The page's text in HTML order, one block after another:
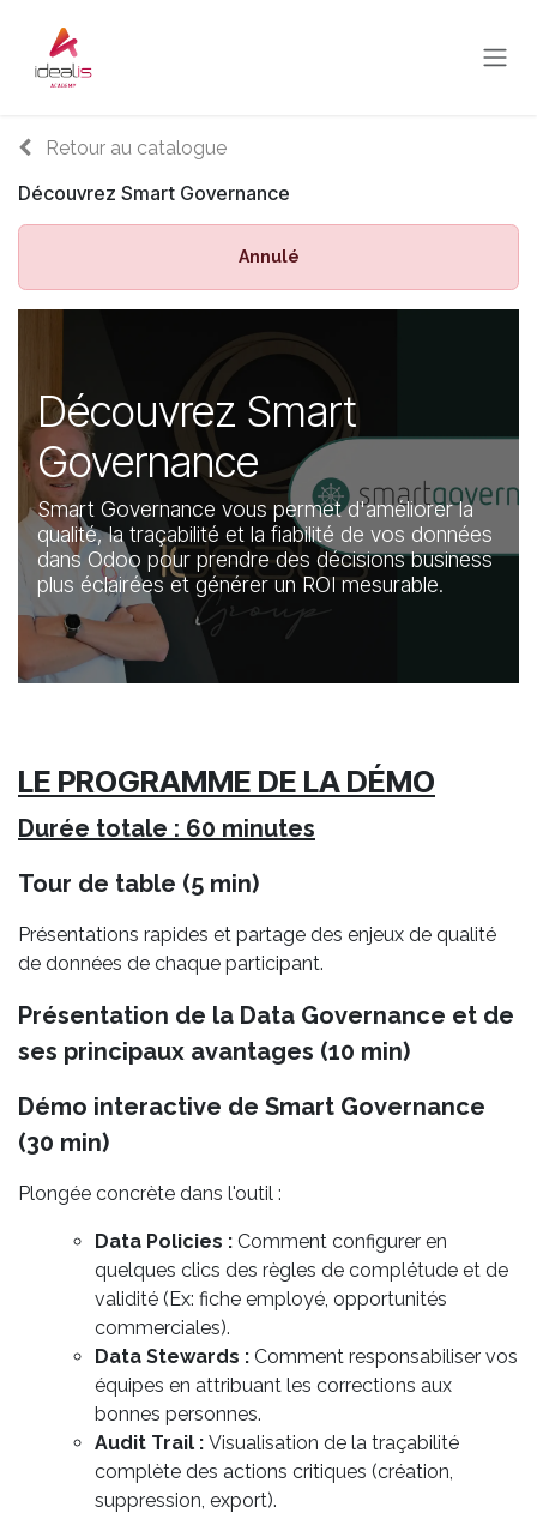
Retour au catalogue
Découvrez Smart Governance
Annulé
Découvrez Smart
Governance
Smart Governance vous permet d'améliorer la
qualité, la traçabilité et la fiabilité de vos données
dans Odoo pour prendre des décisions business
plus éclairées et générer un ROI mesurable.
LE PROGRAMME DE LA DÉMO
Durée totale : 60 minutes
Tour de table (5 min)
Présentations rapides et partage des enjeux de qualité
de données de chaque participant.
Présentation de la Data Governance et de
ses principaux avantages (10 min)
Démo interactive de Smart Governance
(30 min)
Plongée concrète dans l'outil :
Data Policies : Comment configurer en
quelques clics des règles de complétude et de
validité (Ex: fiche employé, opportunités
commerciales).
Data Stewards : Comment responsabiliser vos
équipes en attribuant les corrections aux
bonnes personnes.
Audit Trail : Visualisation de la traçabilité
complète des actions critiques (création,
suppression, export).